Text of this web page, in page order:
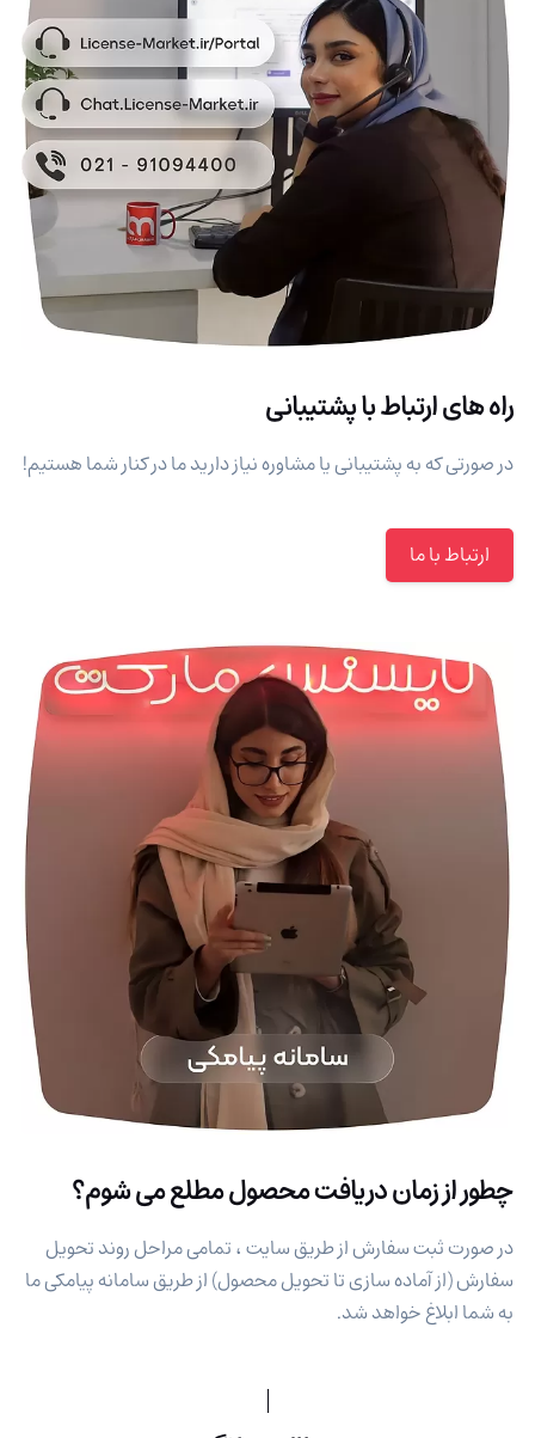
راه های ارتباط با پشتیبانی
در صورتی که به پشتیبانی یا مشاوره نیاز دارید ما در کنار شما هستیم!
ارتباط با ما
چطور از زمان دریافت محصول مطلع می شوم؟
در صورت ثبت سفارش از طریق سایت ، تمامی مراحل روند تحویل
سفارش (از آماده سازی تا تحویل محصول) از طریق سامانه پیامکی ما
به شما ابلاغ خواهد شد.